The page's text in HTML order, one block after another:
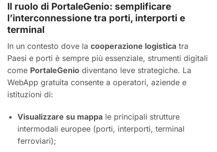
Il ruolo di PortaleGenio: semplificare
l’interconnessione tra porti, interporti e
terminal
In un contesto dove la cooperazione logistica tra
Paesi e porti è sempre più essenziale, strumenti digitali
come PortaleGenio diventano leve strategiche. La
WebApp gratuita consente a operatori, aziende e
istituzioni di:
Visualizzare su mappale principali strutture
intermodali europee (porti, interporti, terminal
ferroviari);